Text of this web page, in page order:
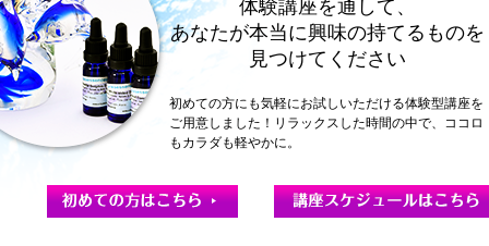
体験講座を通して、
あなたが本当に興味の持てるものを
見つけてください
初めての方にも気軽にお試しいただける体験型講座を
ご用意しました！リラックスした時間の中で、ココロ
もカラダも軽やかに。